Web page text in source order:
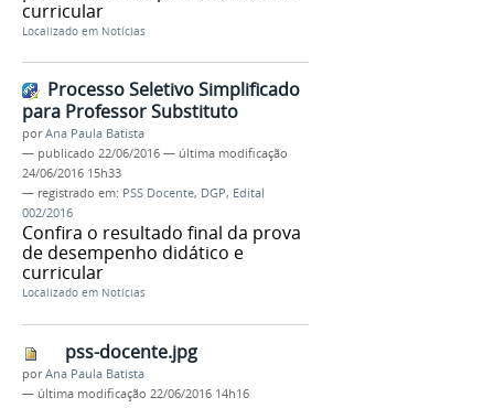
curricular
Localizado em Notícias
Processo Seletivo Simplificado
para Professor Substituto
porAna Paula Batista
— publicado 22/06/2016 — última modificação
24/06/2016 15h33
— registrado em: PSS Docente, DGP, Edital
002/2016
Confira o resultado final da prova
de desempenho didático e
curricular
Localizado em Notícias
pss-docente.jpg
porAna Paula Batista
— última modificação 22/06/2016 14h16